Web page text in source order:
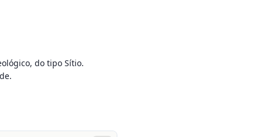
do tipo Sítio.